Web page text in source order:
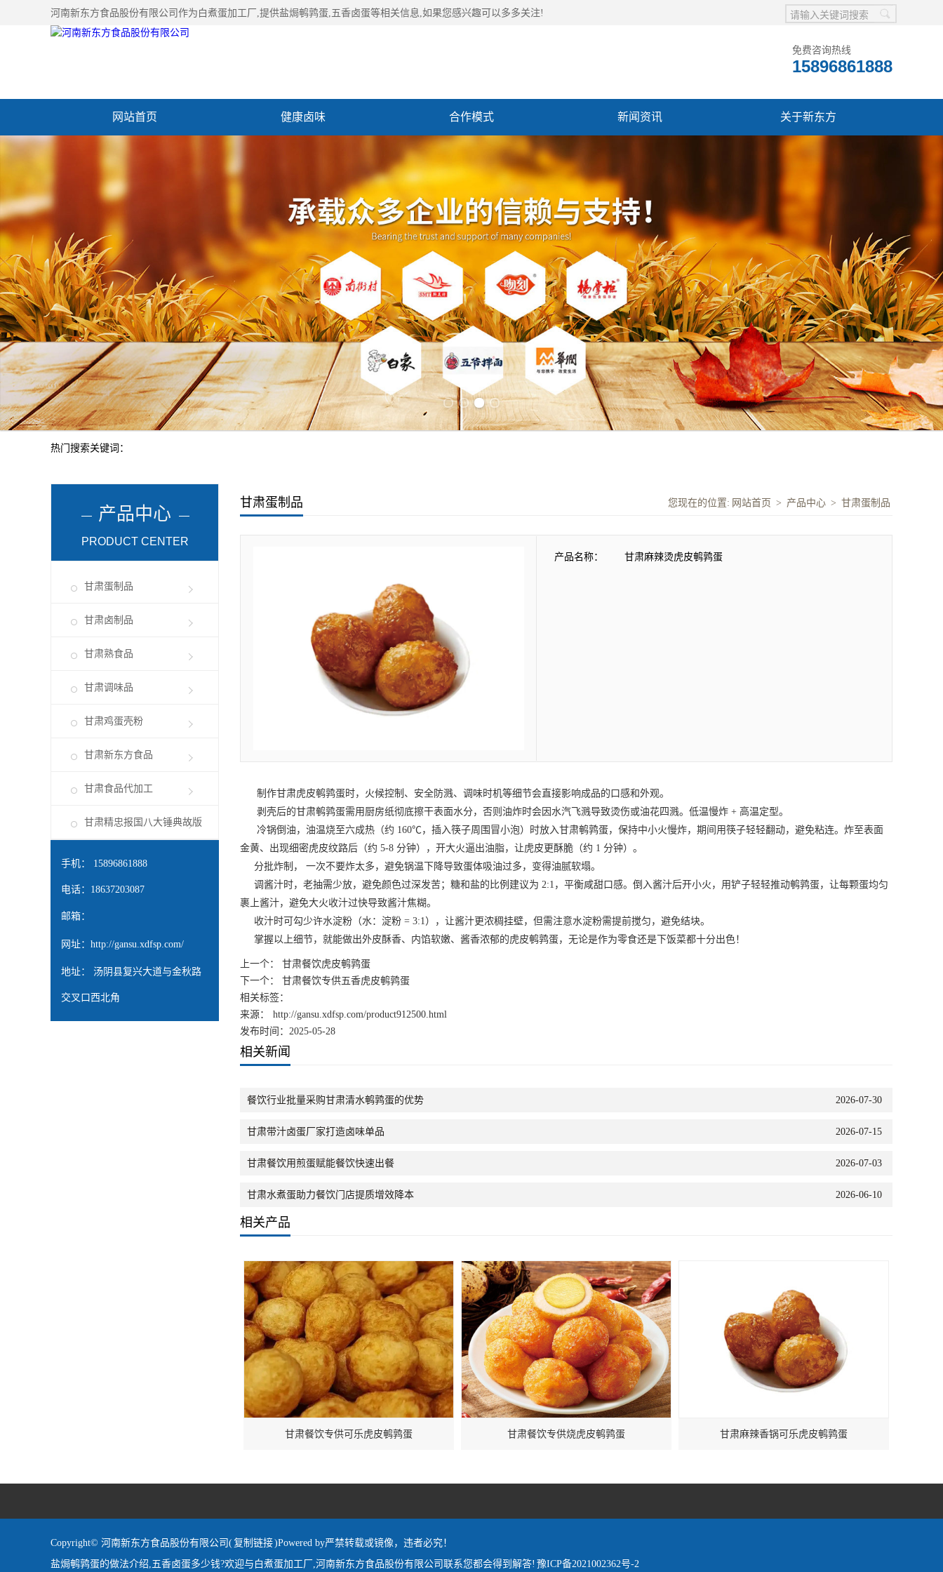
河南新东方食品股份有限公司作为 白煮蛋加工厂 ,提供盐焗鹌鹑蛋,五香卤蛋等相关信息,如果您感兴趣可以多多关注!
免费咨询热线
15896861888
网站首页 健康卤味 合作模式 新闻资讯 关于新东方
热门搜索关键词：
产品中心
PRODUCT CENTER
甘肃蛋制品
甘肃卤制品
甘肃熟食品
甘肃调味品
甘肃鸡蛋壳粉
甘肃新东方食品
甘肃食品代加工
甘肃精忠报国八大锤典故版
手机： 15896861888
电话：18637203087
邮箱：
网址： http://gansu.xdfsp.com/
地址： 汤阴县复兴大道与金秋路
交叉口西北角
甘肃蛋制品 您现在的位置: 网站首页 > 产品中心 > 甘肃蛋制品
产品名称： 甘肃麻辣烫虎皮鹌鹑蛋
制作甘肃虎皮鹌鹑蛋时，火候控制、安全防溅、调味时机等细节会直接影响成品的口感和外观。
剥壳后的甘肃鹌鹑蛋需用厨房纸彻底擦干表面水分，否则油炸时会因水汽飞溅导致烫伤或油花四溅。低温慢炸 + 高温定型。
冷锅倒油，油温烧至六成热（约 160℃，插入筷子周围冒小泡）时放入甘肃鹌鹑蛋，保持中小火慢炸，期间用筷子轻轻翻动，避免粘连。炸至表面
金黄、出现细密虎皮纹路后（约 5-8 分钟），开大火逼出油脂，让虎皮更酥脆（约 1 分钟）。
分批炸制， 一次不要炸太多，避免锅温下降导致蛋体吸油过多，变得油腻软塌。
调酱汁时，老抽需少放，避免颜色过深发苦；糖和盐的比例建议为 2:1，平衡咸甜口感。倒入酱汁后开小火，用铲子轻轻推动鹌鹑蛋，让每颗蛋均匀
裹上酱汁，避免大火收汁过快导致酱汁焦糊。
收汁时可勾少许水淀粉（水：淀粉 = 3:1），让酱汁更浓稠挂壁，但需注意水淀粉需提前搅匀，避免结块。
掌握以上细节，就能做出外皮酥香、内馅软嫩、酱香浓郁的虎皮鹌鹑蛋，无论是作为零食还是下饭菜都十分出色！
上一个：
甘肃餐饮虎皮鹌鹑蛋
下一个：
甘肃餐饮专供五香虎皮鹌鹑蛋
相关标签：
来源：
http://gansu.xdfsp.com/product912500.html
发布时间：2025-05-28
相关新闻
2026-07-30
餐饮行业批量采购甘肃清水鹌鹑蛋的优势
2026-07-15
甘肃带汁卤蛋厂家打造卤味单品
2026-07-03
甘肃餐饮用煎蛋赋能餐饮快速出餐
2026-06-10
甘肃水煮蛋助力餐饮门店提质增效降本
相关产品
甘肃餐饮专供可乐虎皮鹌鹑蛋 甘肃餐饮专供烧虎皮鹌鹑蛋 甘肃麻辣香锅可乐虎皮鹌鹑蛋
Copyright© 河南新东方食品股份有限公司(复制链接)Powered by严禁转载或镜像，违者必究！
盐焗鹌鹑蛋的做法介绍,五香卤蛋多少钱?欢迎与白煮蛋加工厂,河南新东方食品股份有限公司联系您都会得到解答! 豫ICP备2021002362号-2